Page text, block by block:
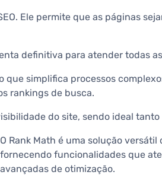
Ele permite que as páginas
definitiva para atender todas
simplifica processos
rankings de busca.
do site, sendo ideal
O Rank Math é uma solução versátil
fornecendo funcionalidades que
avançadas de otimização.